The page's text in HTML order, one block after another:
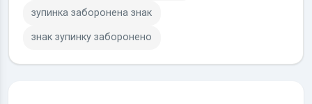
зупинка заборонена знак
знак зупинку заборонено